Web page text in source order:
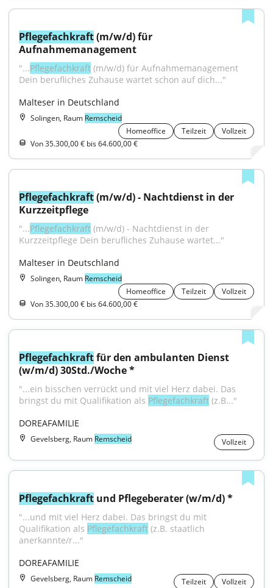
Pflegefachkraft (m/w/d) für
Aufnahmemanagement
"...Pflegefachkraft (m/w/d) für Aufnahmemanagement
Dein berufliches Zuhause wartet schon auf dich..."
Malteser in Deutschland
Solingen, Raum Remscheid
Homeoffice
Teilzeit
Vollzeit
Von 35.300,00 € bis 64.600,00 €
Pflegefachkraft (m/w/d) - Nachtdienst in der
Kurzzeitpflege
"...Pflegefachkraft (m/w/d) - Nachtdienst in der
Kurzzeitpflege Dein berufliches Zuhause wartet..."
Malteser in Deutschland
Solingen, Raum Remscheid
Homeoffice
Teilzeit
Vollzeit
Von 35.300,00 € bis 64.600,00 €
Pflegefachkraft für den ambulanten Dienst
(w/m/d) 30Std./Woche *
"...ein bisschen verrückt und mit viel Herz dabei. Das
bringst du mit Qualifikation als Pflegefachkraft (z.B..."
DOREAFAMILIE
Gevelsberg, Raum Remscheid Vollzeit
Pflegefachkraft und Pflegeberater (w/m/d) *
"...und mit viel Herz dabei. Das bringst du mit
Qualifikation als Pflegefachkraft (z.B. staatlich
anerkannte/r..."
DOREAFAMILIE
Gevelsberg, Raum Remscheid Teilzeit Vollzeit